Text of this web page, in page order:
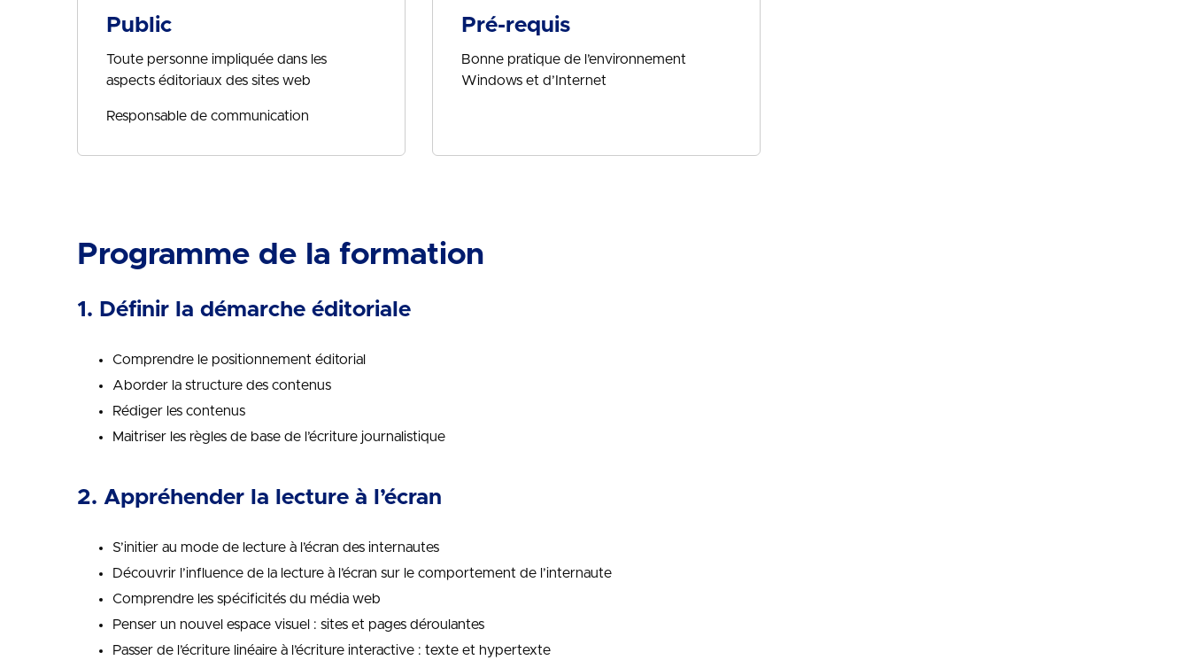
Public
Toute personne impliquée dans les
aspects éditoriaux des sites web
Responsable de communication
Pré-requis
Bonne pratique de l’environnement
Windows et d’Internet
Programme de la formation
1. Définir la démarche éditoriale
Comprendre le positionnement éditorial
Aborder la structure des contenus
Rédiger les contenus
Maitriser les règles de base de l’écriture journalistique
2. Appréhender la lecture à l’écran
S’initier au mode de lecture à l’écran des internautes
Découvrir l’influence de la lecture à l’écran sur le comportement de l’internaute
Comprendre les spécificités du média web
Penser un nouvel espace visuel : sites et pages déroulantes
Passer de l’écriture linéaire à l’écriture interactive : texte et hypertexte